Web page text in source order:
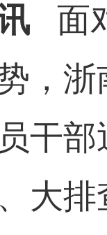
面
，
干部
大